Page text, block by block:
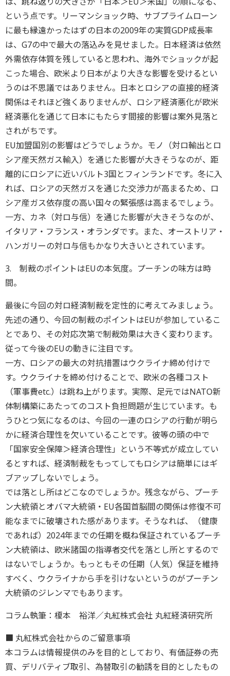
という点です。リーマンショック時、サブプライムローン
に最も縁遠かったはずの日本の2009年の実質GDP成長率
は、G7の中で最大の落込みを見せました。日本経済は依然
外需依存体質を残していると思われ、海外でショックが起
こった場合、欧米より日本がより大きな影響を受けるとい
うのは不思議ではありません。日本とロシアの直接的経済
関係はそれほど強くありませんが、ロシア経済悪化が欧米
経済悪化を通じて日本にもたらす間接的影響は案外見落と
されがちです。
EU加盟国別の影響はどうでしょうか。モノ（対ロ輸出とロ
シア産天然ガス輸入）を通じた影響が大きそうなのが、距
離的にロシアに近いバルト3国とフィンランドです。冬に入
れば、ロシアの天然ガスを通じた交渉力が高まるため、ロ
シア産ガス依存度の高い国々の緊張感は高まるでしょう。
一方、カネ（対ロ与信）を通じた影響が大きそうなのが、
イタリア・フランス・オランダです。また、オーストリア・
ハンガリーの対ロ与信もかなり大きいとされています。
3. 制裁のポイントはEUの本気度。プーチンの味方は時
間。
最後に今回の対ロ経済制裁を定性的に考えてみましょう。
先述の通り、今回の制裁のポイントはEUが参加しているこ
とであり、その対応次第で制裁効果は大きく変わります。
従って今後のEUの動きに注目です。
一方、ロシアの最大の対抗措置はウクライナ締め付けで
す。ウクライナを締め付けることで、欧米の各種コスト
（軍事費etc.）は跳ね上がります。実際、足元ではNATO新
体制構築にあたってのコスト負担問題が生じています。も
うひとつ気になるのは、今回の一連のロシアの行動が明ら
かに経済合理性を欠いていることです。彼等の頭の中で
「国家安全保障＞経済合理性」という不等式が成立してい
るとすれば、経済制裁をもってしてもロシアは簡単にはギ
ブアップしないでしょう。
では落とし所はどこなのでしょうか。残念ながら、プーチ
ン大統領とオバマ大統領・EU各国首脳間の関係は修復不可
能なまでに破壊された感があります。そうなれば、（健康
であれば）2024年までの任期を概ね保証されているプーチ
ン大統領は、欧米諸国の指導者交代を落とし所とするので
はないでしょうか。もっともその任期（人気）保証を維持
すべく、ウクライナから手を引けないというのがプーチン
大統領のジレンマでもあります。
コラム執筆：榎本 裕洋／丸紅株式会社 丸紅経済研究所
■ 丸紅株式会社からのご留意事項
本コラムは情報提供のみを目的としており、有価証券の売
買、デリバティブ取引、為替取引の勧誘を目的としたもの